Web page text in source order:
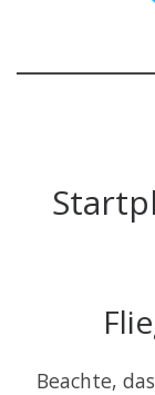
Beachte,